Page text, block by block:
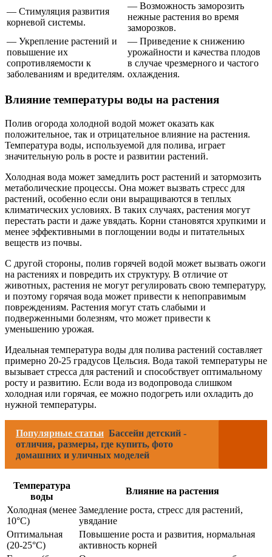
— Стимуляция развития
корневой системы.
— Возможность заморозить
нежные растения во время
заморозков.
— Укрепление растений и
повышение их
сопротивляемости к
заболеваниям и вредителям.
— Приведение к снижению
урожайности и качества плодов
в случае чрезмерного и частого
охлаждения.
Влияние температуры воды на растения
Полив огорода холодной водой может оказать как
положительное, так и отрицательное влияние на растения.
Температура воды, используемой для полива, играет
значительную роль в росте и развитии растений.
Холодная вода может замедлить рост растений и затормозить
метаболические процессы. Она может вызвать стресс для
растений, особенно если они выращиваются в теплых
климатических условиях. В таких случаях, растения могут
перестать расти и даже увядать. Корни становятся хрупкими и
менее эффективными в поглощении воды и питательных
веществ из почвы.
С другой стороны, полив горячей водой может вызвать ожоги
на растениях и повредить их структуру. В отличие от
животных, растения не могут регулировать свою температуру,
и поэтому горячая вода может привести к непоправимым
повреждениям. Растения могут стать слабыми и
подверженными болезням, что может привести к
уменьшению урожая.
Идеальная температура воды для полива растений составляет
примерно 20-25 градусов Цельсия. Вода такой температуры не
вызывает стресса для растений и способствует оптимальному
росту и развитию. Если вода из водопровода слишком
холодная или горячая, ее можно подогреть или охладить до
нужной температуры.
Популярные статьи Бассейн детский -
отличия, размеры, где купить, фото
домашних и уличных моделей
Температура
воды
Влияние на растения
Холодная (менее
10°С)
Замедление роста, стресс для растений,
увядание
Оптимальная
(20-25°С)
Повышение роста и развития, нормальная
активность корней